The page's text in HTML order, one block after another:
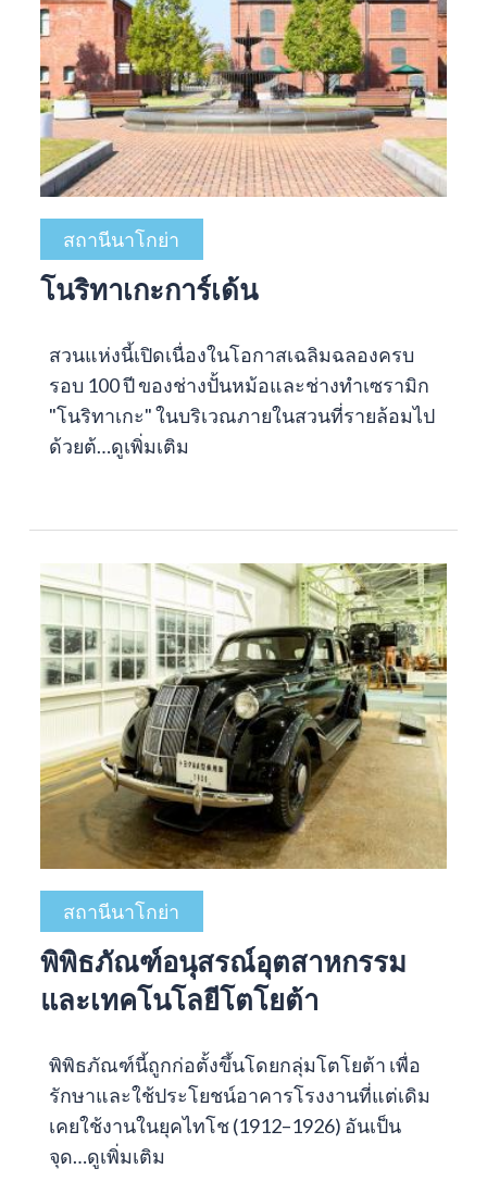
สถานีนาโกย่า
โนริทาเกะการ์เด้น
สวนแห่งนี้เปิดเนื่องในโอกาสเฉลิมฉลองครบ
รอบ 100 ปี ของช่างปั้นหม้อและช่างทำเซรามิก
"โนริทาเกะ" ในบริเวณภายในสวนที่รายล้อมไป
ด้วยต้…ดูเพิ่มเติม
สถานีนาโกย่า
พิพิธภัณฑ์อนุสรณ์อุตสาหกรรม
และเทคโนโลยีโตโยต้า
พิพิธภัณฑ์นี้ถูกก่อตั้งขึ้นโดยกลุ่มโตโยต้า เพื่อ
รักษาและใช้ประโยชน์อาคารโรงงานที่แต่เดิม
เคยใช้งานในยุคไทโช (1912–1926) อันเป็น
จุด…ดูเพิ่มเติม